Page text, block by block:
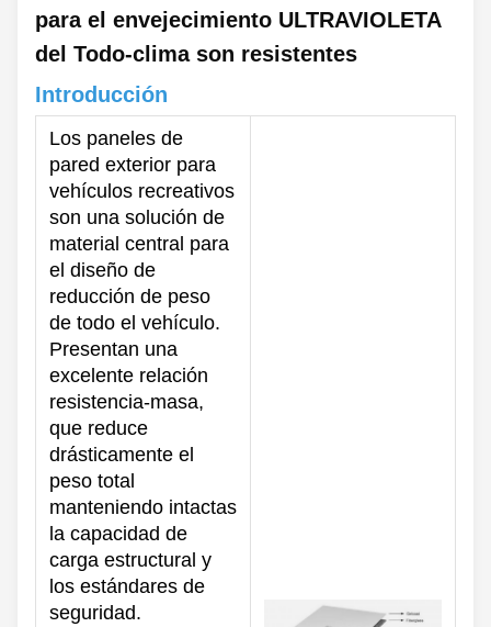
para el envejecimiento ULTRAVIOLETA
del Todo-clima son resistentes
Introducción
Los paneles de
pared exterior para
vehículos recreativos
son una solución de
material central para
el diseño de
reducción de peso
de todo el vehículo.
Presentan una
excelente relación
resistencia-masa,
que reduce
drásticamente el
peso total
manteniendo intactas
la capacidad de
carga estructural y
los estándares de
seguridad.